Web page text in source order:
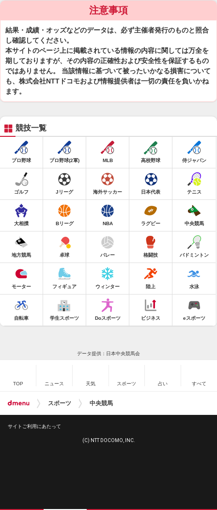
注意事項
結果・成績・オッズなどのデータは、必ず主催者発行のものと照合
し確認してください。
本サイトのページ上に掲載されている情報の内容に関しては万全を
期しておりますが、その内容の正確性および安全性を保証するもの
ではありません。 当該情報に基づいて被ったいかなる損害について
も、株式会社NTTドコモおよび情報提供者は一切の責任を負いかね
ます。
競技一覧
プロ野球 プロ野球(2軍) MLB 高校野球 侍ジャパン
ゴルフ Jリーグ 海外サッカー 日本代表 テニス
大相撲 Bリーグ NBA ラグビー 中央競馬
地方競馬 卓球 バレー 格闘技 バドミントン
モーター フィギュア ウィンター 陸上 水泳
自転車 学生スポーツ Doスポーツ ビジネス eスポーツ
データ提供：日本中央競馬会
TOP ニュース 天気 スポーツ 占い すべて
スポーツ 中央競馬
サイトご利用にあたって
(C) NTT DOCOMO, INC.